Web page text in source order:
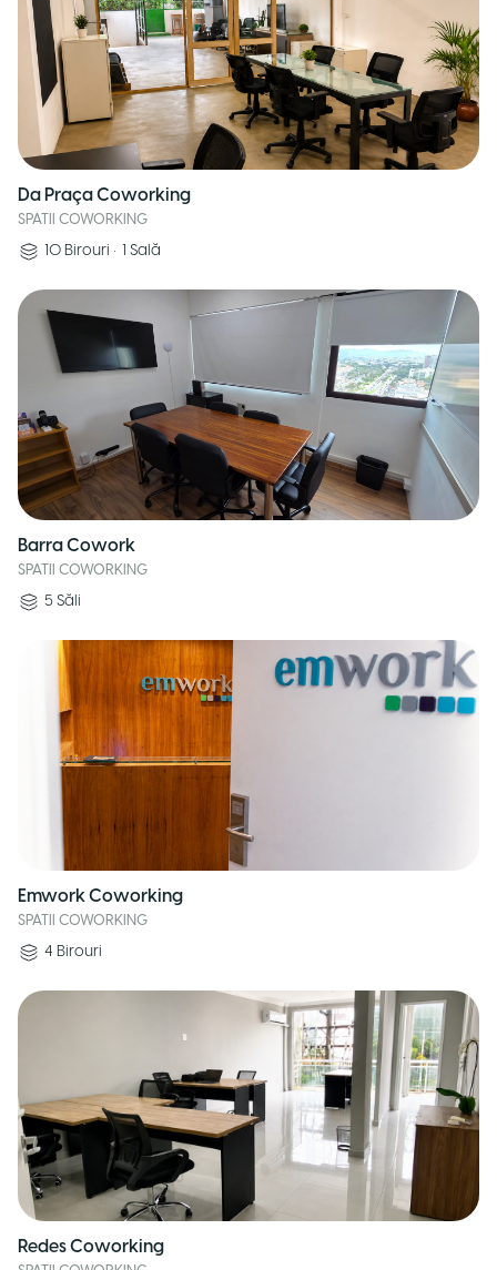
Da Praça Coworking
SPATII COWORKING
10 Birouri • 1 Sală
Barra Cowork
SPATII COWORKING
5 Săli
Emwork Coworking
SPATII COWORKING
4 Birouri
Redes Coworking